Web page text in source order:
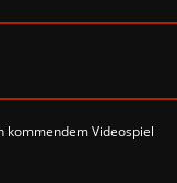
kommendem Videospiel